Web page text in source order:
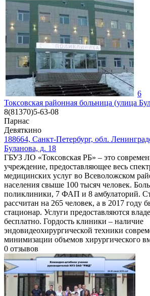
6
Токсовская районная больница (улица
8(81370)5-63-08
Парнас
Девяткино
188664, Санкт-Петербург, обл.
Буланова, д. 18
ГБУЗ ЛО «Токсовская РБ» – это
учреждение, предоставляющее весь
медицинских услуг во Всеволожском
населения свыше 100 тысяч человек.
поликлиники, 7 ФАП и 8 амбулаторий.
рассчитан на 265 человек, а в 2017 году
стационар. Услуги предоставляются
бесплатно. Гордость клиники – наличие
эндовидеохирургической техники
минимизации объемов хирургического
0 отзывов